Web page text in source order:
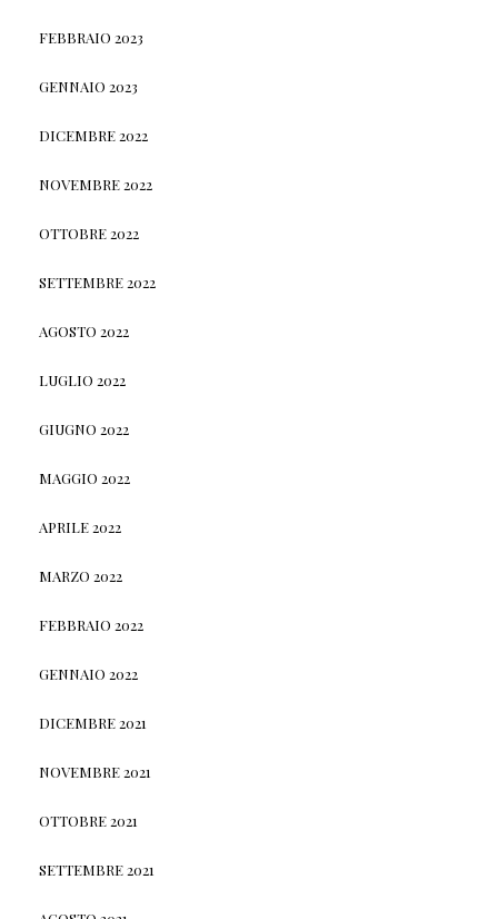
FEBBRAIO 2023
GENNAIO 2023
DICEMBRE 2022
NOVEMBRE 2022
OTTOBRE 2022
SETTEMBRE 2022
AGOSTO 2022
LUGLIO 2022
GIUGNO 2022
MAGGIO 2022
APRILE 2022
MARZO 2022
FEBBRAIO 2022
GENNAIO 2022
DICEMBRE 2021
NOVEMBRE 2021
OTTOBRE 2021
SETTEMBRE 2021